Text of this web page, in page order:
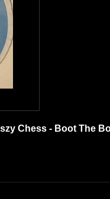
Chess - Boot The